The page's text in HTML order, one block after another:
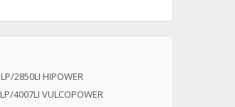
2850LI HIPOWER
4007LI VULCOPOWER